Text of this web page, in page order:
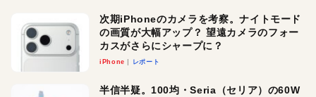
次期iPhoneのカメラを考察。ナイトモード
の画質が大幅アップ？ 望遠カメラのフォー
カスがさらにシャープに？
iPhone レポート
半信半疑。100均・Seria（セリア）の60W